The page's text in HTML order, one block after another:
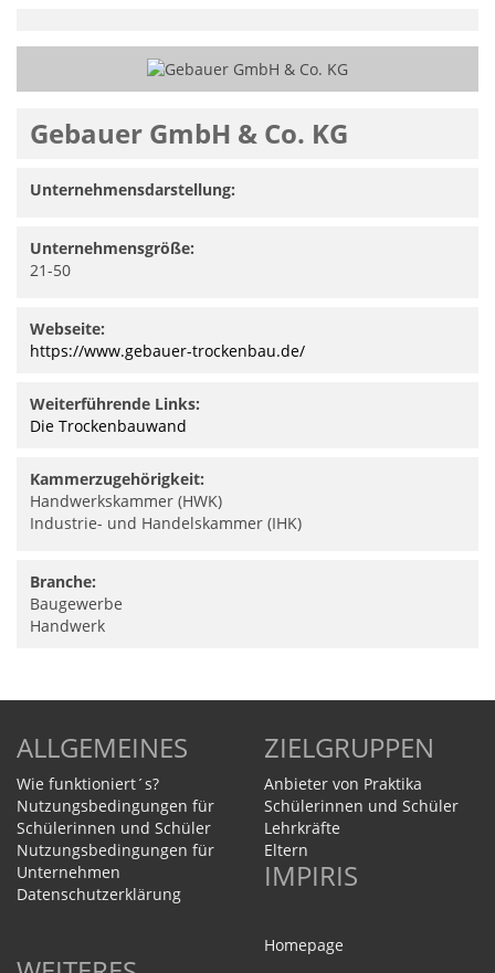
Gebauer GmbH & Co. KG
Unternehmensdarstellung:
Unternehmensgröße:
21-50
Webseite:
https://www.gebauer-trockenbau.de/
Weiterführende Links:
Die Trockenbauwand
Kammerzugehörigkeit:
Handwerkskammer (HWK)
Industrie- und Handelskammer (IHK)
Branche:
Baugewerbe
Handwerk
ALLGEMEINES
Wie funktioniert´s?
Nutzungsbedingungen für
Schülerinnen und Schüler
Nutzungsbedingungen für
Unternehmen
Datenschutzerklärung
ZIELGRUPPEN
Anbieter von Praktika
Schülerinnen und Schüler
Lehrkräfte
Eltern
IMPIRIS
Homepage